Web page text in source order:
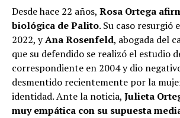
Desde hace 22 años, Rosa Ortega
biológica dePalito. Su caso resurgió
2022, yAna Rosenfeld, abogada del
que su defendido se realizó el estudio
correspondiente en 2004 y dio
desmentido recientemente por la
identidad. Ante la noticia, Julieta
muy empática con su supuesta